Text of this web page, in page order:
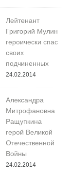
Лейтенант
Григорий Мулин
героически спас
своих
подчиненных
24.02.2014
Александра
Митрофановна
Ращупкина
герой Великой
Отечественной
Войны
24.02.2014